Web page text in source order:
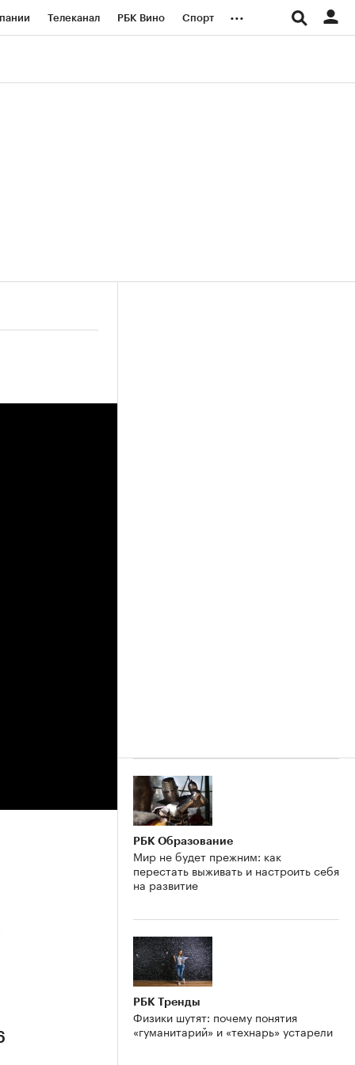
Телеканал РБК Вино Спорт ...
РБК Образование
Мир не будет прежним: как
перестать выживать и настроить себя
на развитие
РБК Тренды
Физики шутят: почему понятия
«гуманитарий» и «технарь» устарели